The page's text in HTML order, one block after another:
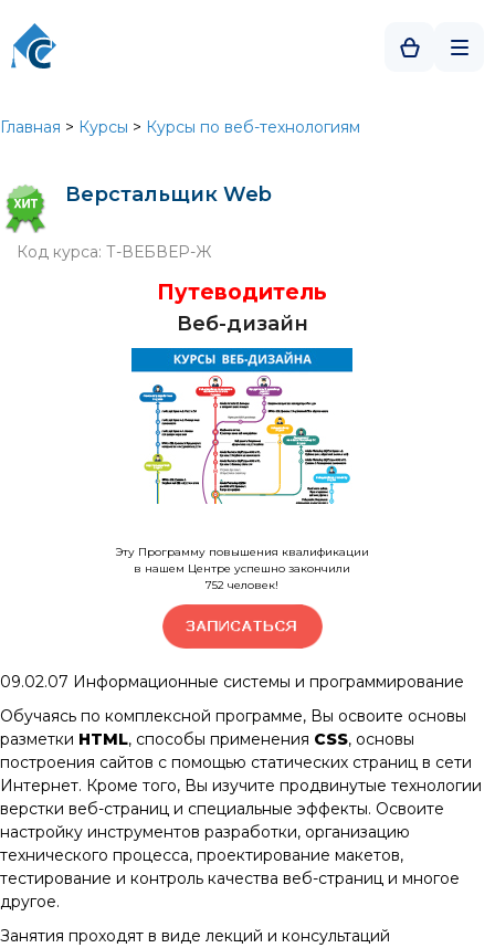
Главная > Курсы > Курсы по веб-технологиям
Верстальщик Web
Код курса: Т-ВЕБВЕР-Ж
Путеводитель
Веб-дизайн
Эту Программу повышения квалификации
в нашем Центре успешно закончили
752 человек!
09.02.07 Информационные системы и программирование
Обучаясь по комплексной программе, Вы освоите основы
разметки HTML, способы применения CSS, основы
построения сайтов с помощью статических страниц в сети
Интернет. Кроме того, Вы изучите продвинутые технологии
верстки веб-страниц и специальные эффекты. Освоите
настройку инструментов разработки, организацию
технического процесса, проектирование макетов,
тестирование и контроль качества веб-страниц и многое
другое.
Занятия проходят в виде лекций и консультаций